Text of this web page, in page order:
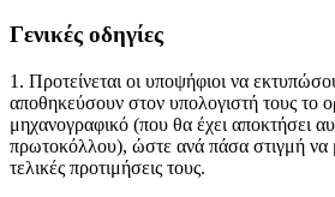
Γενικές οδηγίες
1. Προτείνεται οι υποψήφιοι να
αποθηκεύσουν στον υπολογιστή τους το
μηχανογραφικό (που θα έχει αποκτήσει
πρωτοκόλλου), ώστε ανά πάσα στιγμή να
τελικές προτιμήσεις τους.